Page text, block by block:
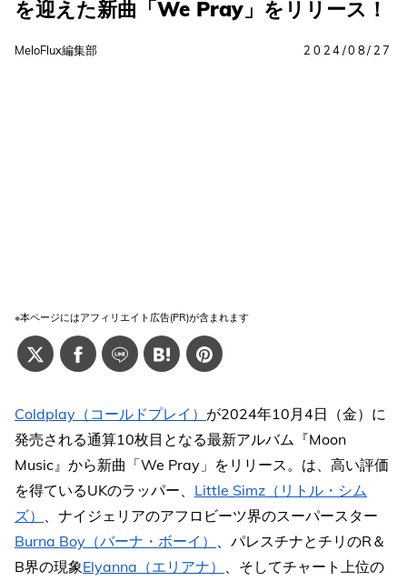
を迎えた新曲「We Pray」をリリース！
MeloFlux編集部 2024/08/27
※本ページにはアフィリエイト広告(PR)が含まれます
Coldplay（コールドプレイ） が2024年10月4日（金）に
発売される通算10枚目となる最新アルバム『Moon
Music』から新曲「We Pray」をリリース。は、高い評価
を得ているUKのラッパー、 Little Simz（リトル・シム
ズ）
、ナイジェリアのアフロビーツ界のスーパースター
Burna Boy（バーナ・ボーイ）
、パレスチナとチリのR＆
B界の現象Elyanna（エリアナ）
、そしてチャート上位の